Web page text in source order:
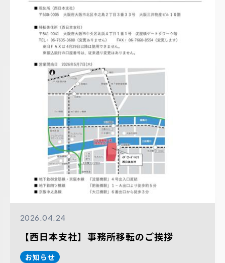
2026.04.24
【西日本支社】事務所移転のご挨拶
お知らせ